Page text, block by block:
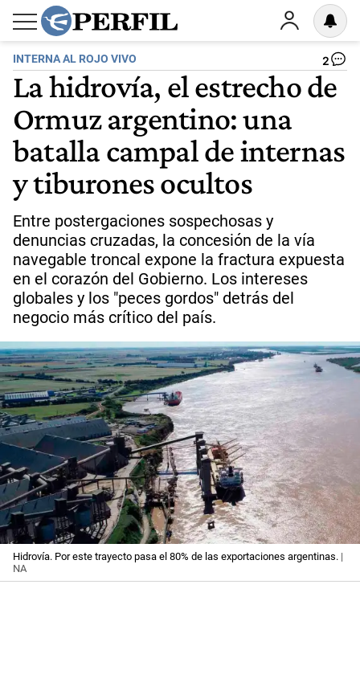
INTERNA AL ROJO VIVO 2
La hidrovía, el estrecho de
Ormuz argentino: una
batalla campal de internas
y tiburones ocultos
Entre postergaciones sospechosas y
denuncias cruzadas, la concesión de la vía
navegable troncal expone la fractura expuesta
en el corazón del Gobierno. Los intereses
globales y los "peces gordos" detrás del
negocio más crítico del país.
Hidrovía. Por este trayecto pasa el 80% de las exportaciones argentinas. |
NA